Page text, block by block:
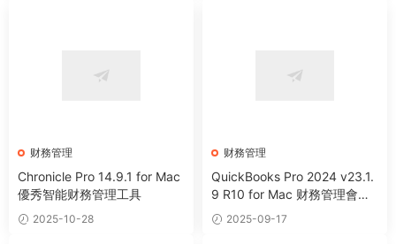
财務管理
Chronicle Pro 14.9.1 for Mac
優秀智能财務管理工具
2025-10-28
财務管理
QuickBooks Pro 2024 v23.1.
9 R10 for Mac 财務管理會計
記賬軟件
2025-09-17